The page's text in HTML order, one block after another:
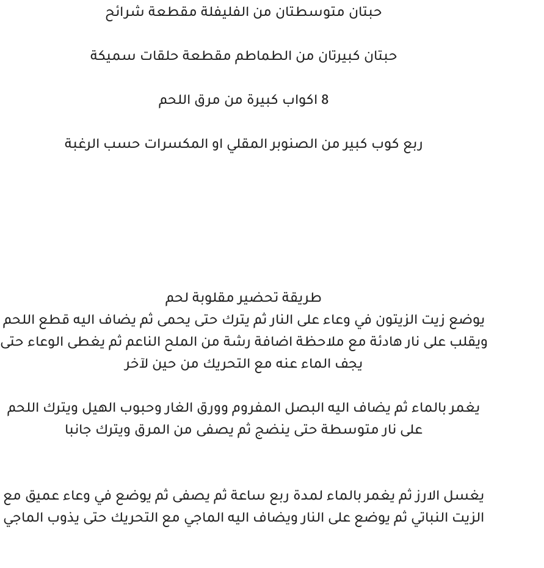
حبتان متوسطتان من الفليفلة مقطعة شرائح
حبتان كبيرتان من الطماطم مقطعة حلقات سميكة
8 اكواب كبيرة من مرق اللحم
ربع كوب كبير من الصنوبر المقلي او المكسرات حسب الرغبة
طريقة تحضير مقلوبة لحم
يوضع زيت الزيتون في وعاء على النار ثم يترك حتى يحمى ثم يضاف اليه قطع اللحم
ويقلب على نار هادئة مع ملاحظة اضافة رشة من الملح الناعم ثم يغطى الوعاء حتى
يجف الماء عنه مع التحريك من حين لآخر
يغمر بالماء ثم يضاف اليه البصل المفروم وورق الغار وحبوب الهيل ويترك اللحم
على نار متوسطة حتى ينضج ثم يصفى من المرق ويترك جانبا
يغسل الارز ثم يغمر بالماء لمدة ربع ساعة ثم يصفى ثم يوضع في وعاء عميق مع
الزيت النباتي ثم يوضع على النار ويضاف اليه الماجي مع التحريك حتى يذوب الماجي